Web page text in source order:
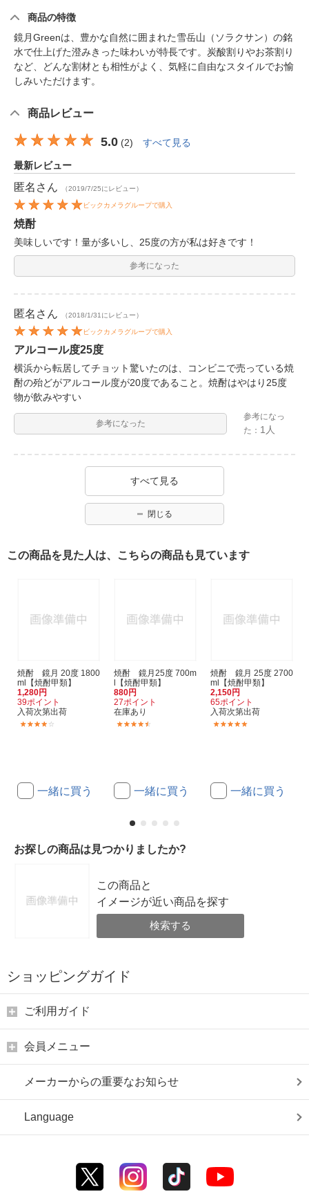
商品の特徴
鏡月Greenは、豊かな自然に囲まれた雪岳山（ソラクサン）の銘
水で仕上げた澄みきった味わいが特長です。炭酸割りやお茶割り
など、どんな割材とも相性がよく、気軽に自由なスタイルでお愉
しみいただけます。
商品レビュー
5.0 (2) すべて見る
最新レビュー
匿名 さん （2019/7/25にレビュー）
ビックカメラグループで購入
焼酎
美味しいです！量が多いし、25度の方が私は好きです！
参考になった
匿名 さん （2018/1/31にレビュー）
ビックカメラグループで購入
アルコール度25度
横浜から転居してチョット驚いたのは、コンビニで売っている焼
酎の殆どがアルコール度が20度であること。焼酎はやはり25度
物が飲みやすい
参考になった
参考になっ
た： 1人
すべて見る
閉じる
この商品を見た人は、こちらの商品も見ています
焼酎 鏡月 20度 1800
ml【焼酎甲類】
1,280円
39ポイント
入荷次第出荷
一緒に買う
焼酎 鏡月25度 700m
l【焼酎甲類】
880円
27ポイント
在庫あり
一緒に買う
焼酎 鏡月 25度 2700
ml【焼酎甲類】
2,150円
65ポイント
入荷次第出荷
一緒に買う
お探しの商品は見つかりましたか?
この商品と
イメージが近い商品を探す
検索する
ショッピングガイド
ご利用ガイド
会員メニュー
メーカーからの重要なお知らせ
Language